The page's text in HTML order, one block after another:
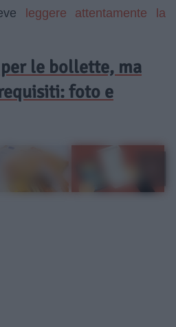
leggere attentamente la
le bollette, ma
foto e